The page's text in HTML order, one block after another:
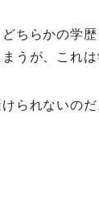
ちらかの学
うが、これは
られないのだ